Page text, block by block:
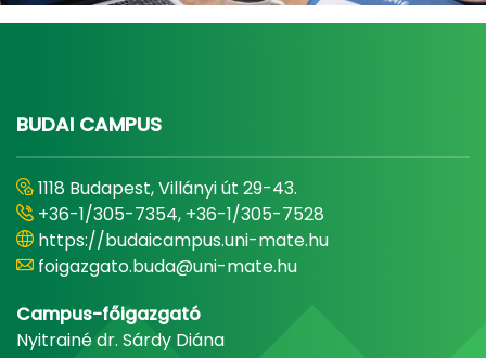
BUDAI CAMPUS
1118 Budapest, Villányi út 29-43.
+36-1/305-7354, +36-1/305-7528
https://budaicampus.uni-mate.hu
foigazgato.buda@uni-mate.hu
Campus-főigazgató
Nyitrainé dr. Sárdy Diána